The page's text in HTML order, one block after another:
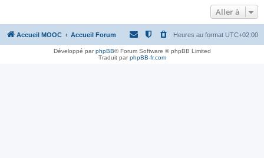
Aller à
Accueil MOOC Accueil Forum Heures au format UTC+02:00
Développé parphpBB® Forum Software © phpBB Limited
Traduit parphpBB-fr.com